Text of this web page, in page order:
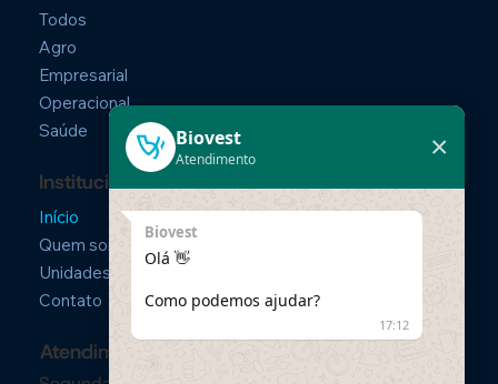
Todos
Agro
Empresarial
Operacional
Saúde
Institucional
Início
Quem somos
Unidades
Contato
Atendimento
Biovest
Atendimento ×
Biovest
Olá 👋
Como podemos ajudar?
17:12